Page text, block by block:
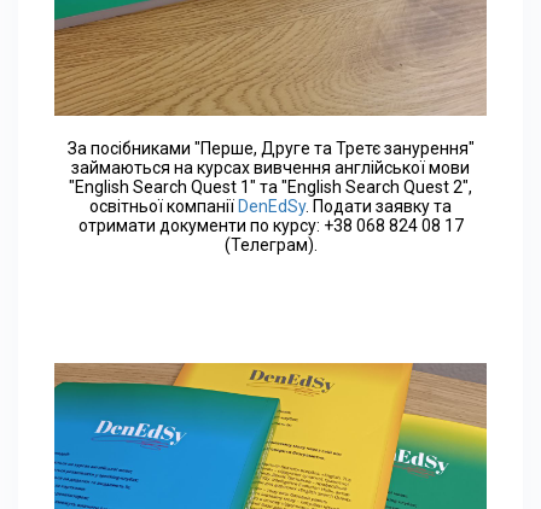
За посібниками "Перше, Друге та Третє занурення"
займаються на курсах вивчення англійської мови
"English Search Quest 1" та "English Search Quest 2",
освітньої компанії DenEdSy. Подати заявку та
отримати документи по курсу: +38 068 824 08 17
(Телеграм).